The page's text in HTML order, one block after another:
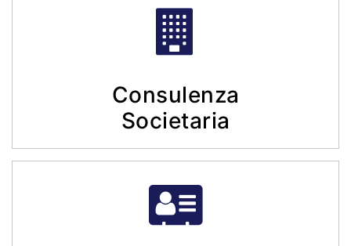
Consulenza
Societaria